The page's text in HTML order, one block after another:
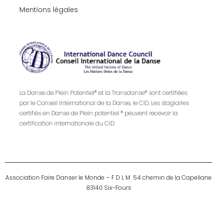
Mentions légales
La Danse de Plein Potentiel® et la Transdanse® sont certifiées
par le Conseil International de la Danse, le CID. Les stagiaires
certifiés en Danse de Plein potentiel ® peuvent recevoir la
certification internationale du CID.
Association Faire Danser le Monde – F D L M 54 chemin de la Capellane
83140 Six-Fours